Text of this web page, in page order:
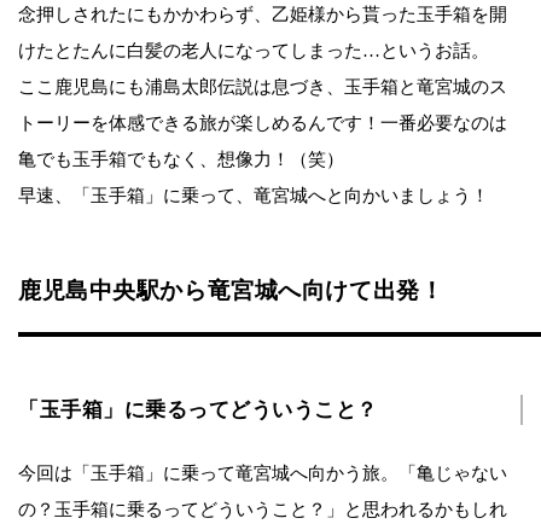
念押しされたにもかかわらず、乙姫様から貰った玉手箱を開
けたとたんに白髪の老人になってしまった…というお話。
ここ鹿児島にも浦島太郎伝説は息づき、玉手箱と竜宮城のス
トーリーを体感できる旅が楽しめるんです！一番必要なのは
亀でも玉手箱でもなく、想像力！（笑）
早速、「玉手箱」に乗って、竜宮城へと向かいましょう！
鹿児島中央駅から竜宮城へ向けて出発！
「玉手箱」に乗るってどういうこと？
今回は「玉手箱」に乗って竜宮城へ向かう旅。「亀じゃない
の？玉手箱に乗るってどういうこと？」と思われるかもしれ